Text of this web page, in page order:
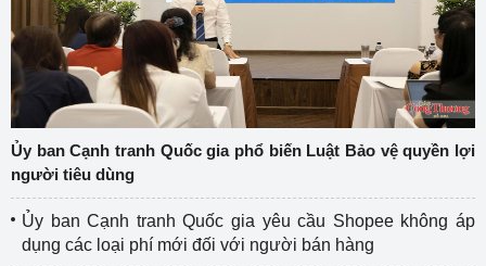
Ủy ban Cạnh tranh Quốc gia phổ biến Luật Bảo vệ quyền lợi
người tiêu dùng
Ủy ban Cạnh tranh Quốc gia yêu cầu Shopee không áp
dụng các loại phí mới đối với người bán hàng